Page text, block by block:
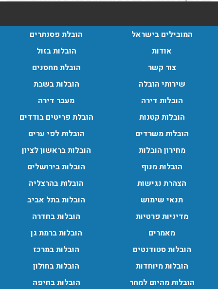
הובלות בתל אביב:
עודכן לאחרונה: 30/03/2026, 12:23
הובלות מנוף בגבעת שמואל:
החל מהובלת תכולת דירה שלמה עם מנוף ועד פריט בודד.
עודכן לאחרונה: 24/02/2026, 10:42
הובלות מנוף בפרדס חנה:
העברת פריטים כבדים עם מנוף בפרדס חנה ואפשרות הובלת
עודכן לאחרונה: 24/02/2026, 10:42
המובילים בישראל
אודות
צור קשר
שירותי הובלה
הובלות דירה
הובלות קטנות
הובלות משרדים
מחירון הובלות
הובלות מנוף
הצהרת נגישות
תנאי שימוש
מדיניות פרטיות
מאמרים
הובלות סטודנטים
הובלות מיוחדות
הובלות מהיום למחר
הובלת פסנתרים
הובלות בזול
הובלת מחסנים
הובלות בשבת
מעבר דירה
הובלת פריטים בודדים
הובלות לפי ערים
הובלות בראשון לציון
הובלות בירושלים
הובלות בהרצליה
הובלות בתל אביב
הובלות בחדרה
הובלות ברמת גן
הובלות במרכז
הובלות בחולון
הובלות בחיפה